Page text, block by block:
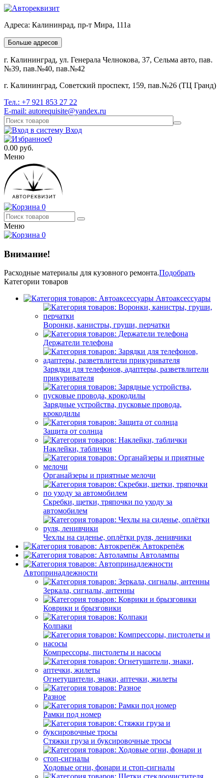
Адреса: Калининрад, пр-т Мира, 111а
Больше адресов
г. Калининград, ул. Генерала Челнокова, 37, Сельма авто, пав.
№39, пав.№40, пав.№42
г. Калининград, Советский проспект, 159, пав.№26 (ТЦ Гранд)
Тел.: +7 921 853 27 22
E-mail: autorequisite@yandex.ru
Вход
0
0.00 руб.
Меню
0
Меню
0
Внимание!
Расходные материалы для кузовного ремонта.Подобрать
Категории товаров
Автоаксессуары
Воронки, канистры, груши, перчатки
Держатели телефона
Зарядки для телефонов, адаптеры, разветвлители
прикуривателя
Зарядные устройства, пусковые провода,
крокодилы
Защита от солнца
Наклейки, таблички
Органайзеры и приятные мелочи
Скребки, щетки, тряпочки по уходу за
автомобилем
Чехлы на сиденье, оплётки руля, ленивчики
Автокрепёж
Автолампы
Автопринадлежности
Зеркала, сигналы, антенны
Коврики и брызговики
Колпаки
Компрессоры, пистолеты и насосы
Огнетушители, знаки, аптечки, жилеты
Разное
Рамки под номер
Стяжки груза и буксировочные тросы
Ходовые огни, фонари и стоп-сигналы